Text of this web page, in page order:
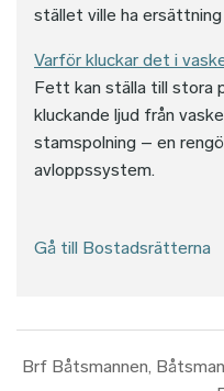
stället ville ha ersättning
Varför kluckar det i
Fett kan ställa till stora
kluckande ljud från
stamspolning – en
avloppssystem.
Gå till Bostadsrätterna
Brf Båtsmannen,